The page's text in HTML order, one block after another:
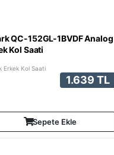
QC-152GL-1BVDF Analog
Kol Saati
Erkek Kol Saati
1.639 TL
Sepete Ekle